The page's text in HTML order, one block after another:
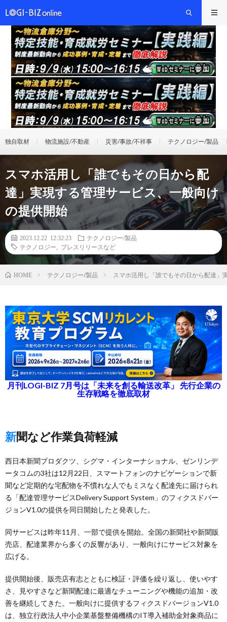
独自取材 物流施設/不動産 災害/事故/不祥事 テクノロジー/製品
スマホ活用し「誰でもその日から配
達」実現する管理サービス、一般向け
の提供開始
2023.12.22 12:32:23
テクノロジー/製品
テクノロジー
プレスリリースなど
HOME テクノロジー/製品 スマホ活用し「誰でもその日から配達」
月刊LOGI-BIZ 7月号は「未来を創る輸送改革」 先行企業の
生存戦略を徹底取材
新聞など作業負荷軽減
西日本新聞プロダクツ、シグマ・インターナショナル、ゼンリンデ
ータコムの3社は12月22日、スマートフォンのナビゲーションで新
聞など定期的な宅配物を不慣れな人でもミスなく配達先に届けられ
る「配達管理サービスDelivery Support System」のフィクスドバー
ジョンV1.0の提供を同日開始したと発表した。
同サービスは昨年11月、一部で提供を開始。全国の新聞社や新聞販
売店、配達業界から多くの反響があり、一般向けにサービス対象を
広げる。
提供開始後、販売店有志とともに検証・評価を繰り返し、使いやす
さ、見やすさなど新聞配達に最適なチューニングや機能の追加・改
善を継続してきた。一般向けに提供するフィクスドバージョンV1.0
は、独立行政法人中小企業基盤整備機構のIT導入補助金対象商品に